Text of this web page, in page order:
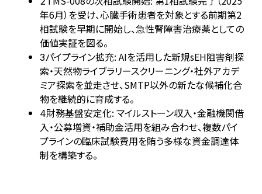
年6月）を受け、心臓手術患者を対象とする前期第2
相試験を早期に開始し、急性腎障害治療薬としての
価値実証を図る。
3パイプライン拡充: AIを活用した新規sEH阻害剤探
索・天然物ライブラリースクリーニング・社外アカデ
ミア探索を並走させ、SMTP以外の新たな候補化合
物を継続的に育成する。
4財務基盤安定化: マイルストーン収入・金融機関借
入・公募増資・補助金活用を組み合わせ、複数パイ
プラインの臨床試験費用を賄う多様な資金調達体
制を構築する。